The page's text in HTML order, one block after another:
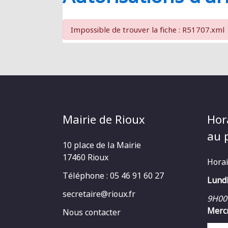
RIOUX
Impossible de trouver la fiche : R51707.xml
Mairie de Rioux
10 place de la Mairie
17460 Rioux
Téléphone : 05 46 91 60 27
secretaire@rioux.fr
Nous contacter
au